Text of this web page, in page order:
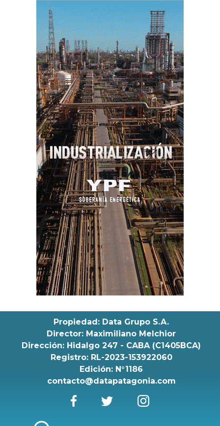
Propiedad: Data Grupo S.A.
Director: Maximiliano Melchior
Dirección: Hidalgo 247 - CABA (C1405BCA)
Registro: RL-2023-153922060
Edición: N°1186
contacto@datapatagonia.com